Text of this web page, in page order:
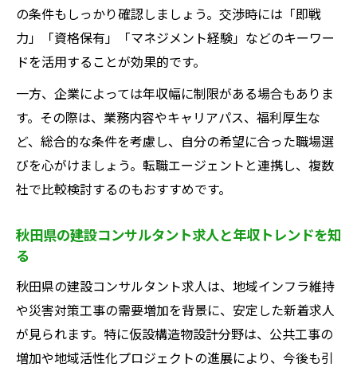
の条件もしっかり確認しましょう。交渉時には「即戦
力」「資格保有」「マネジメント経験」などのキーワー
ドを活用することが効果的です。
一方、企業によっては年収幅に制限がある場合もありま
す。その際は、業務内容やキャリアパス、福利厚生な
ど、総合的な条件を考慮し、自分の希望に合った職場選
びを心がけましょう。転職エージェントと連携し、複数
社で比較検討するのもおすすめです。
秋田県の建設コンサルタント求人と年収トレンドを知
る
秋田県の建設コンサルタント求人は、地域インフラ維持
や災害対策工事の需要増加を背景に、安定した新着求人
が見られます。特に仮設構造物設計分野は、公共工事の
増加や地域活性化プロジェクトの進展により、今後も引